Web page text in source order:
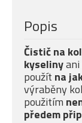
Popis
Čistič na
kyseliny
použít na
výraběny
použitím
předem